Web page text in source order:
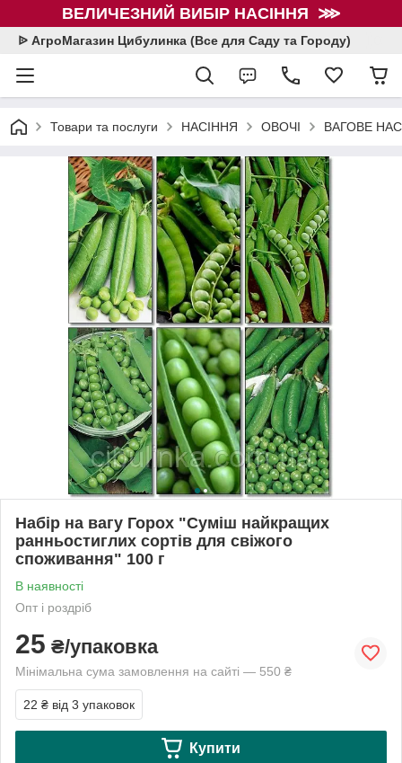
ВЕЛИЧЕЗНИЙ ВИБІР НАСІННЯ ⋙
ᐉ АгроМагазин Цибулинка (Все для Саду та Городу)
Товари та послуги НАСІННЯ ОВОЧІ ВАГОВЕ
Набір на вагу Горох "Суміш найкращих
ранньостиглих сортів для свіжого
споживання" 100 г
В наявності
Опт і роздріб
25 ₴/упаковка
Мінімальна сума замовлення на сайті — 550 ₴
22 ₴ від 3 упаковок
Купити